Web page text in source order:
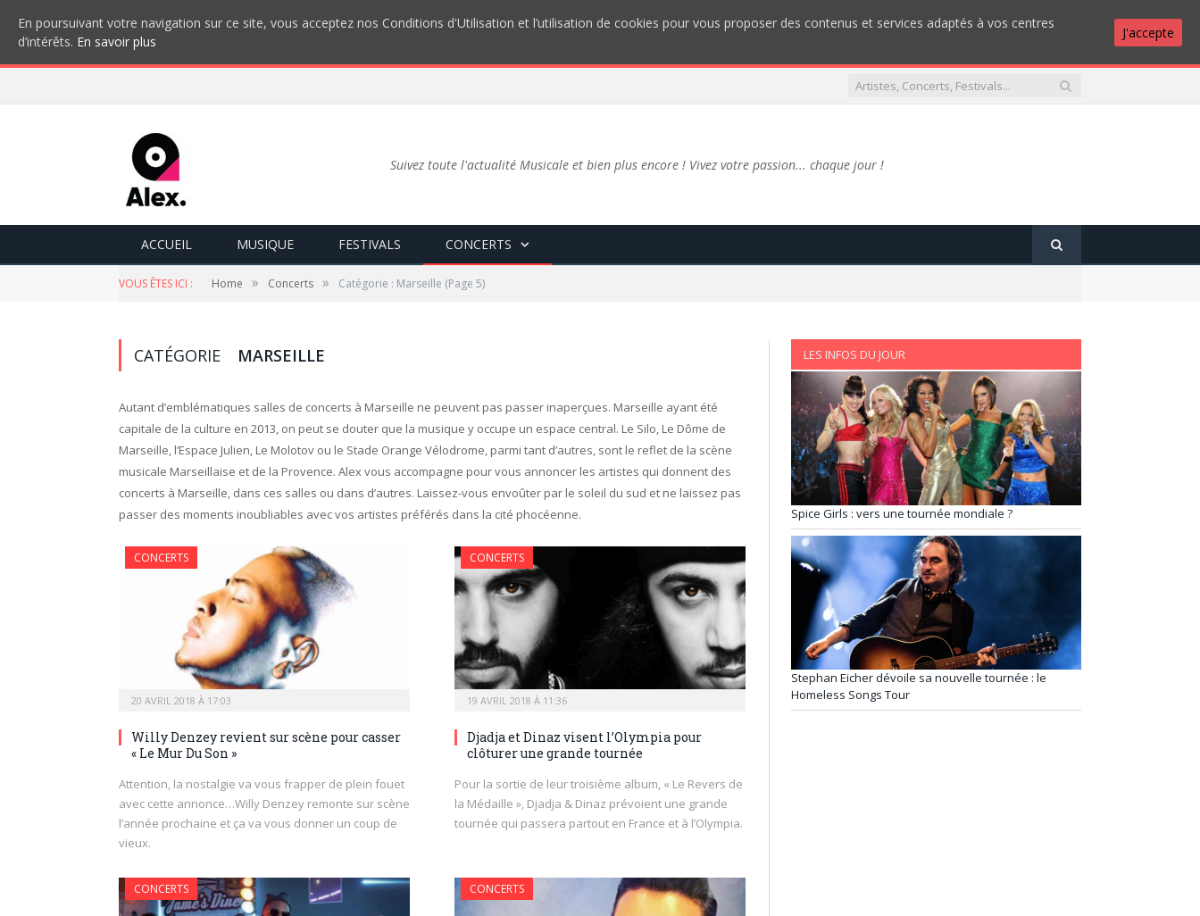
Suivez toute l'actualité Musicale et bien plus encore ! Vivez votre passion... chaque jour !
ACCUEIL MUSIQUE FESTIVALS CONCERTS
VOUS ÊTES ICI : Home » Concerts » Catégorie : Marseille (Page 5)
CATÉGORIE MARSEILLE
Autant d’emblématiques salles de concerts à Marseille ne peuvent pas passer inaperçues. Marseille ayant été
capitale de la culture en 2013, on peut se douter que la musique y occupe un espace central. Le Silo, Le Dôme de
Marseille, l’Espace Julien, Le Molotov ou le Stade Orange Vélodrome, parmi tant d’autres, sont le reflet de la scène
musicale Marseillaise et de la Provence. Alex vous accompagne pour vous annoncer les artistes qui donnent des
concerts à Marseille, dans ces salles ou dans d’autres. Laissez-vous envoûter par le soleil du sud et ne laissez pas
passer des moments inoubliables avec vos artistes préférés dans la cité phocéenne.
CONCERTS
20 AVRIL 2018 À 17:03
Willy Denzey revient sur scène pour casser
« Le Mur Du Son »
Attention, la nostalgie va vous frapper de plein fouet
avec cette annonce…Willy Denzey remonte sur scène
l’année prochaine et ça va vous donner un coup de
vieux.
CONCERTS
19 AVRIL 2018 À 11:36
Djadja et Dinaz visent l’Olympia pour
clôturer une grande tournée
Pour la sortie de leur troisième album, « Le Revers de
la Médaille », Djadja & Dinaz prévoient une grande
tournée qui passera partout en France et à l’Olympia.
CONCERTS CONCERTS
LES INFOS DU JOUR
Spice Girls : vers une tournée mondiale ?
Stephan Eicher dévoile sa nouvelle tournée : le
Homeless Songs Tour
En poursuivant votre navigation sur ce site, vous acceptez nos Conditions d'Utilisation et l’utilisation de cookies pour vous proposer des contenus et services adaptés à vos centres
d’intérêts. En savoir plus
J'accepte